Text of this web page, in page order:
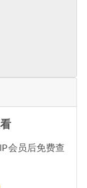
会员后免费查